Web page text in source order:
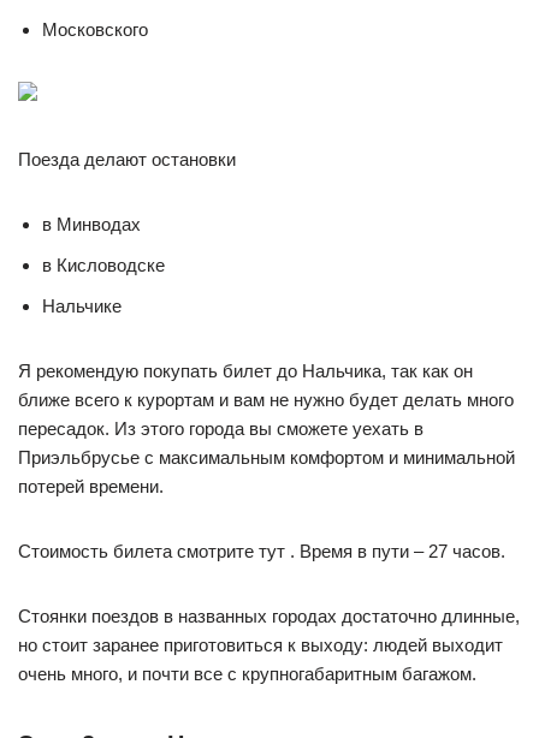
Московского
Поезда делают остановки
в Минводах
в Кисловодске
Нальчике
Я рекомендую покупать билет до Нальчика, так как он
ближе всего к курортам и вам не нужно будет делать много
пересадок. Из этого города вы сможете уехать в
Приэльбрусье с максимальным комфортом и минимальной
потерей времени.
Стоимость билета смотрите тут . Время в пути – 27 часов.
Стоянки поездов в названных городах достаточно длинные,
но стоит заранее приготовиться к выходу: людей выходит
очень много, и почти все с крупногабаритным багажом.